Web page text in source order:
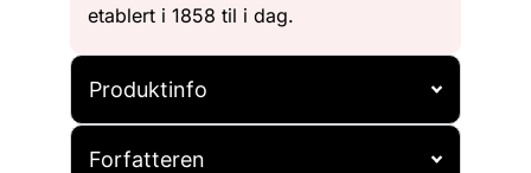
etablert i 1858 til i dag.
Produktinfo
Forfatteren